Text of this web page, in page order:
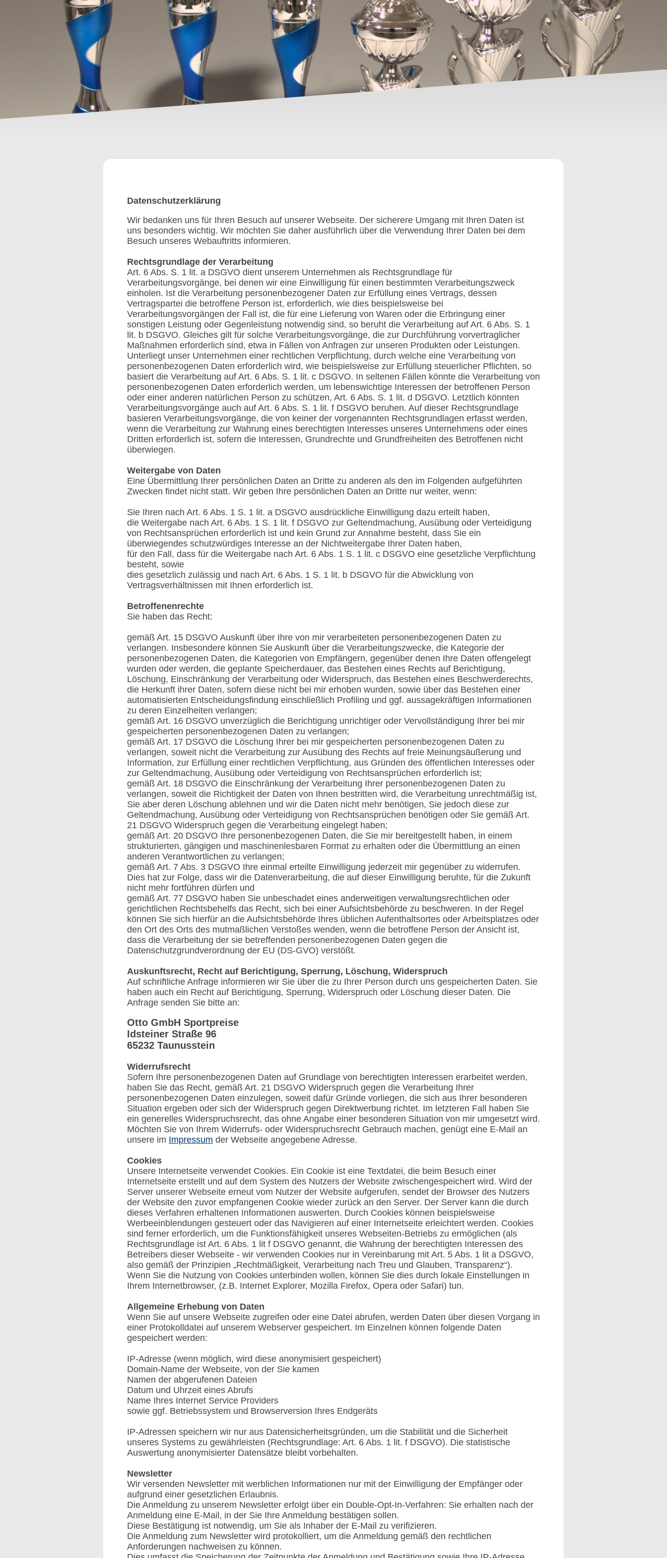
Datenschutzerklärung
Wir bedanken uns für Ihren Besuch auf unserer Webseite. Der sicherere Umgang mit Ihren Daten ist
uns besonders wichtig. Wir möchten Sie daher ausführlich über die Verwendung Ihrer Daten bei dem
Besuch unseres Webauftritts informieren.
Rechtsgrundlage der Verarbeitung
Art. 6 Abs. S. 1 lit. a DSGVO dient unserem Unternehmen als Rechtsgrundlage für
Verarbeitungsvorgänge, bei denen wir eine Einwilligung für einen bestimmten Verarbeitungszweck
einholen. Ist die Verarbeitung personenbezogener Daten zur Erfüllung eines Vertrags, dessen
Vertragspartei die betroffene Person ist, erforderlich, wie dies beispielsweise bei
Verarbeitungsvorgängen der Fall ist, die für eine Lieferung von Waren oder die Erbringung einer
sonstigen Leistung oder Gegenleistung notwendig sind, so beruht die Verarbeitung auf Art. 6 Abs. S. 1
lit. b DSGVO. Gleiches gilt für solche Verarbeitungsvorgänge, die zur Durchführung vorvertraglicher
Maßnahmen erforderlich sind, etwa in Fällen von Anfragen zur unseren Produkten oder Leistungen.
Unterliegt unser Unternehmen einer rechtlichen Verpflichtung, durch welche eine Verarbeitung von
personenbezogenen Daten erforderlich wird, wie beispielsweise zur Erfüllung steuerlicher Pflichten, so
basiert die Verarbeitung auf Art. 6 Abs. S. 1 lit. c DSGVO. In seltenen Fällen könnte die Verarbeitung von
personenbezogenen Daten erforderlich werden, um lebenswichtige Interessen der betroffenen Person
oder einer anderen natürlichen Person zu schützen, Art. 6 Abs. S. 1 lit. d DSGVO. Letztlich könnten
Verarbeitungsvorgänge auch auf Art. 6 Abs. S. 1 lit. f DSGVO beruhen. Auf dieser Rechtsgrundlage
basieren Verarbeitungsvorgänge, die von keiner der vorgenannten Rechtsgrundlagen erfasst werden,
wenn die Verarbeitung zur Wahrung eines berechtigten Interesses unseres Unternehmens oder eines
Dritten erforderlich ist, sofern die Interessen, Grundrechte und Grundfreiheiten des Betroffenen nicht
überwiegen.
Weitergabe von Daten
Eine Übermittlung Ihrer persönlichen Daten an Dritte zu anderen als den im Folgenden aufgeführten
Zwecken findet nicht statt. Wir geben Ihre persönlichen Daten an Dritte nur weiter, wenn:
Sie Ihren nach Art. 6 Abs. 1 S. 1 lit. a DSGVO ausdrückliche Einwilligung dazu erteilt haben,
die Weitergabe nach Art. 6 Abs. 1 S. 1 lit. f DSGVO zur Geltendmachung, Ausübung oder Verteidigung
von Rechtsansprüchen erforderlich ist und kein Grund zur Annahme besteht, dass Sie ein
überwiegendes schutzwürdiges Interesse an der Nichtweitergabe Ihrer Daten haben,
für den Fall, dass für die Weitergabe nach Art. 6 Abs. 1 S. 1 lit. c DSGVO eine gesetzliche Verpflichtung
besteht, sowie
dies gesetzlich zulässig und nach Art. 6 Abs. 1 S. 1 lit. b DSGVO für die Abwicklung von
Vertragsverhältnissen mit Ihnen erforderlich ist.
Betroffenenrechte
Sie haben das Recht:
gemäß Art. 15 DSGVO Auskunft über Ihre von mir verarbeiteten personenbezogenen Daten zu
verlangen. Insbesondere können Sie Auskunft über die Verarbeitungszwecke, die Kategorie der
personenbezogenen Daten, die Kategorien von Empfängern, gegenüber denen Ihre Daten offengelegt
wurden oder werden, die geplante Speicherdauer, das Bestehen eines Rechts auf Berichtigung,
Löschung, Einschränkung der Verarbeitung oder Widerspruch, das Bestehen eines Beschwerderechts,
die Herkunft ihrer Daten, sofern diese nicht bei mir erhoben wurden, sowie über das Bestehen einer
automatisierten Entscheidungsfindung einschließlich Profiling und ggf. aussagekräftigen Informationen
zu deren Einzelheiten verlangen;
gemäß Art. 16 DSGVO unverzüglich die Berichtigung unrichtiger oder Vervollständigung Ihrer bei mir
gespeicherten personenbezogenen Daten zu verlangen;
gemäß Art. 17 DSGVO die Löschung Ihrer bei mir gespeicherten personenbezogenen Daten zu
verlangen, soweit nicht die Verarbeitung zur Ausübung des Rechts auf freie Meinungsäußerung und
Information, zur Erfüllung einer rechtlichen Verpflichtung, aus Gründen des öffentlichen Interesses oder
zur Geltendmachung, Ausübung oder Verteidigung von Rechtsansprüchen erforderlich ist;
gemäß Art. 18 DSGVO die Einschränkung der Verarbeitung Ihrer personenbezogenen Daten zu
verlangen, soweit die Richtigkeit der Daten von Ihnen bestritten wird, die Verarbeitung unrechtmäßig ist,
Sie aber deren Löschung ablehnen und wir die Daten nicht mehr benötigen, Sie jedoch diese zur
Geltendmachung, Ausübung oder Verteidigung von Rechtsansprüchen benötigen oder Sie gemäß Art.
21 DSGVO Widerspruch gegen die Verarbeitung eingelegt haben;
gemäß Art. 20 DSGVO Ihre personenbezogenen Daten, die Sie mir bereitgestellt haben, in einem
strukturierten, gängigen und maschinenlesbaren Format zu erhalten oder die Übermittlung an einen
anderen Verantwortlichen zu verlangen;
gemäß Art. 7 Abs. 3 DSGVO Ihre einmal erteilte Einwilligung jederzeit mir gegenüber zu widerrufen.
Dies hat zur Folge, dass wir die Datenverarbeitung, die auf dieser Einwilligung beruhte, für die Zukunft
nicht mehr fortführen dürfen und
gemäß Art. 77 DSGVO haben Sie unbeschadet eines anderweitigen verwaltungsrechtlichen oder
gerichtlichen Rechtsbehelfs das Recht, sich bei einer Aufsichtsbehörde zu beschweren. In der Regel
können Sie sich hierfür an die Aufsichtsbehörde Ihres üblichen Aufenthaltsortes oder Arbeitsplatzes oder
den Ort des Orts des mutmaßlichen Verstoßes wenden, wenn die betroffene Person der Ansicht ist,
dass die Verarbeitung der sie betreffenden personenbezogenen Daten gegen die
Datenschutzgrundverordnung der EU (DS-GVO) verstößt.
Auskunftsrecht, Recht auf Berichtigung, Sperrung, Löschung, Widerspruch
Auf schriftliche Anfrage informieren wir Sie über die zu Ihrer Person durch uns gespeicherten Daten. Sie
haben auch ein Recht auf Berichtigung, Sperrung, Widerspruch oder Löschung dieser Daten. Die
Anfrage senden Sie bitte an:
Otto GmbH Sportpreise
Idsteiner Straße 96
65232 Taunusstein
Widerrufsrecht
Sofern Ihre personenbezogenen Daten auf Grundlage von berechtigten Interessen erarbeitet werden,
haben Sie das Recht, gemäß Art. 21 DSGVO Widerspruch gegen die Verarbeitung Ihrer
personenbezogenen Daten einzulegen, soweit dafür Gründe vorliegen, die sich aus Ihrer besonderen
Situation ergeben oder sich der Widerspruch gegen Direktwerbung richtet. Im letzteren Fall haben Sie
ein generelles Widerspruchsrecht, das ohne Angabe einer besonderen Situation von mir umgesetzt wird.
Möchten Sie von Ihrem Widerrufs- oder Widerspruchsrecht Gebrauch machen, genügt eine E-Mail an
unsere im Impressum der Webseite angegebene Adresse.
Cookies
Unsere Internetseite verwendet Cookies. Ein Cookie ist eine Textdatei, die beim Besuch einer
Internetseite erstellt und auf dem System des Nutzers der Website zwischengespeichert wird. Wird der
Server unserer Webseite erneut vom Nutzer der Website aufgerufen, sendet der Browser des Nutzers
der Website den zuvor empfangenen Cookie wieder zurück an den Server. Der Server kann die durch
dieses Verfahren erhaltenen Informationen auswerten. Durch Cookies können beispielsweise
Werbeeinblendungen gesteuert oder das Navigieren auf einer Internetseite erleichtert werden. Cookies
sind ferner erforderlich, um die Funktionsfähigkeit unseres Webseiten-Betriebs zu ermöglichen (als
Rechtsgrundlage ist Art. 6 Abs. 1 lit f DSGVO genannt, die Wahrung der berechtigten Interessen des
Betreibers dieser Webseite - wir verwenden Cookies nur in Vereinbarung mit Art. 5 Abs. 1 lit a DSGVO,
also gemäß der Prinzipien „Rechtmäßigkeit, Verarbeitung nach Treu und Glauben, Transparenz“).
Wenn Sie die Nutzung von Cookies unterbinden wollen, können Sie dies durch lokale Einstellungen in
Ihrem Internetbrowser, (z.B. Internet Explorer, Mozilla Firefox, Opera oder Safari) tun.
Allgemeine Erhebung von Daten
Wenn Sie auf unsere Webseite zugreifen oder eine Datei abrufen, werden Daten über diesen Vorgang in
einer Protokolldatei auf unserem Webserver gespeichert. Im Einzelnen können folgende Daten
gespeichert werden:
IP-Adresse (wenn möglich, wird diese anonymisiert gespeichert)
Domain-Name der Webseite, von der Sie kamen
Namen der abgerufenen Dateien
Datum und Uhrzeit eines Abrufs
Name Ihres Internet Service Providers
sowie ggf. Betriebssystem und Browserversion Ihres Endgeräts
IP-Adressen speichern wir nur aus Datensicherheitsgründen, um die Stabilität und die Sicherheit
unseres Systems zu gewährleisten (Rechtsgrundlage: Art. 6 Abs. 1 lit. f DSGVO). Die statistische
Auswertung anonymisierter Datensätze bleibt vorbehalten.
Newsletter
Wir versenden Newsletter mit werblichen Informationen nur mit der Einwilligung der Empfänger oder
aufgrund einer gesetzlichen Erlaubnis.
Die Anmeldung zu unserem Newsletter erfolgt über ein Double-Opt-In-Verfahren: Sie erhalten nach der
Anmeldung eine E-Mail, in der Sie Ihre Anmeldung bestätigen sollen.
Diese Bestätigung ist notwendig, um Sie als Inhaber der E-Mail zu verifizieren.
Die Anmeldung zum Newsletter wird protokolliert, um die Anmeldung gemäß den rechtlichen
Anforderungen nachweisen zu können.